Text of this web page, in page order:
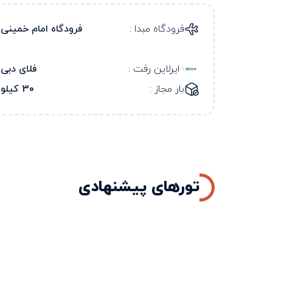
فرودگاه مبدا : فرودگاه امام خمینی
ایرلاین رفت :
فلای دبی
بار مجاز :
30 کیلو
تورهای پیشنهادی